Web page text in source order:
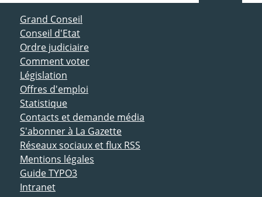
ACCÈS DIRECT
Grand Conseil
Conseil d'Etat
Ordre judiciaire
Comment voter
Législation
Offres d'emploi
Statistique
Contacts et demande média
S'abonner à La Gazette
Réseaux sociaux et flux RSS
Mentions légales
Guide TYPO3
Intranet